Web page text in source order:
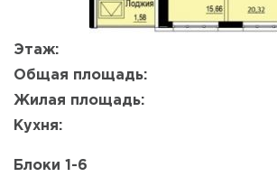
Этаж:
Общая площадь:
Жилая площадь:
Кухня:
Блоки 1-6